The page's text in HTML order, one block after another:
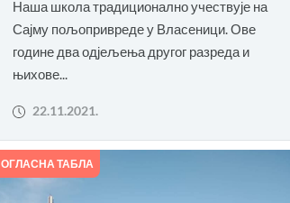
Наша школа традиционално учествује на
Сајму пољопривреде у Власеници. Ове
године два одјељења другог разреда и
њихове...
22.11.2021.
ОГЛАСНА ТАБЛА